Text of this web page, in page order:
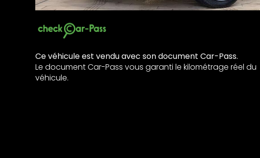
Ce véhicule est vendu avec son document Car-Pass.
Le document Car-Pass vous garanti le kilométrage réel du
véhicule.